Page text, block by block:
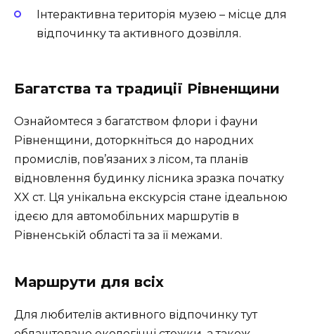
Інтерактивна територія музею – місце для
відпочинку та активного дозвілля.
Багатства та традиції Рівненщини
Ознайомтеся з багатством флори і фауни
Рівненщини, доторкніться до народних
промислів, пов’язаних з лісом, та планів
відновлення будинку лісника зразка початку
XX ст. Ця унікальна екскурсія стане ідеальною
ідеєю для автомобільних маршрутів в
Рівненській області та за її межами.
Маршрути для всіх
Для любителів активного відпочинку тут